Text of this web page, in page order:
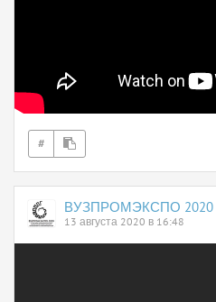
#
ВУЗПРОМЭКСПО 2020
13 августа 2020 в 16:48